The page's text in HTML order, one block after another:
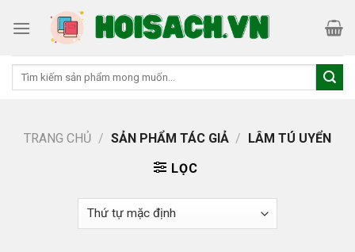
Tìm
TRANG CHỦ / SẢN PHẨM TÁC GIẢ / LÂM TÚ UYỂN
LỌC